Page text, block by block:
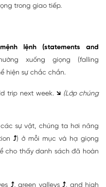
trong giao tiếp.
lệnh (statements and
xuống giọng (falling
hiện sự chắc chắn.
trip next week. ↘ (Lớp chúng
các sự vật, chúng ta hơi nâng
⤴) ở mỗi mục và hạ giọng
cho thấy danh sách đã hoàn
⤴, green valleys ⤴, and high